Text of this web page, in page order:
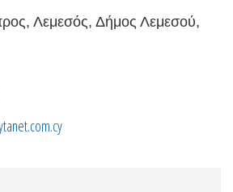
Λεμεσός, Δήμος Λεμεσού,